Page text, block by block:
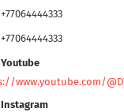
+77064444333
+77064444333
Youtube
Instagram